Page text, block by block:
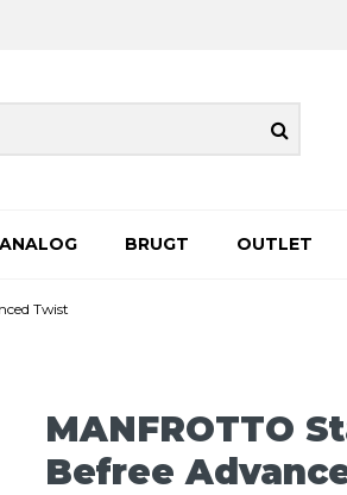
ANALOG BRUGT OUTLET
Twist
MANFROTTO
Befree